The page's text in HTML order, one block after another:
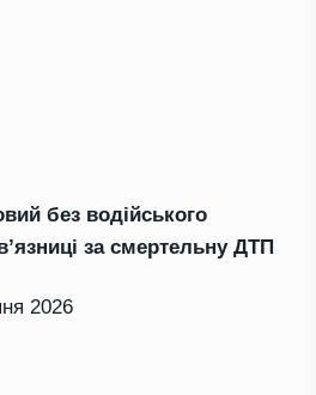
без водійського
за смертельну ДТП
2026